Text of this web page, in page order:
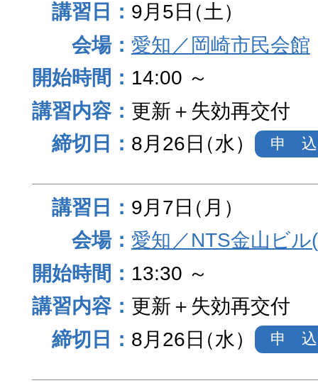
9月5日（土）
愛知／岡崎市民会館
14:00 ～
更新＋失効再交付
8月26日（水） 申 込
9月7日（月）
愛知／NTS金山ビ
13:30 ～
更新＋失効再交付
8月26日（水） 申 込